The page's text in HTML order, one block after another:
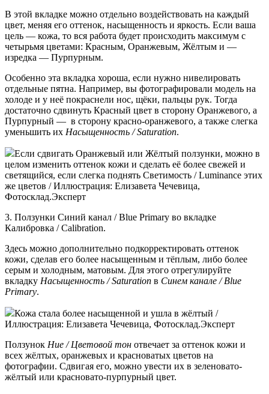
В этой вкладке можно отдельно воздействовать на каждый
цвет, меняя его оттенок, насыщенность и яркость. Если ваша
цель — кожа, то вся работа будет происходить максимум с
четырьмя цветами: Красным, Оранжевым, Жёлтым и —
изредка — Пурпурным.
Особенно эта вкладка хороша, если нужно нивелировать
отдельные пятна. Например, вы фотографировали модель на
холоде и у неё покраснели нос, щёки, пальцы рук. Тогда
достаточно сдвинуть Красный цвет в сторону Оранжевого, а
Пурпурный — в сторону красно-оранжевого, а также слегка
уменьшить их Насыщенность / Saturation.
Если сдвигать Оранжевый или Жёлтый ползунки, можно в
целом изменить оттенок кожи и сделать её более свежей и
светящийся, если слегка поднять Светимость / Luminance этих
же цветов / Иллюстрация: Елизавета Чечевица,
Фотосклад.Эксперт
3. Ползунки Синий канал / Blue Primary во вкладке
Калибровка / Calibration.
Здесь можно дополнительно подкорректировать оттенок
кожи, сделав его более насыщенным и тёплым, либо более
серым и холодным, матовым. Для этого отрегулируйте
вкладку Насыщенность / Saturation в Синем канале / Blue
Primary.
Кожа стала более насыщенной и ушла в жёлтый /
Иллюстрация: Елизавета Чечевица, Фотосклад.Эксперт
Ползунок Hue / Цветовой тон отвечает за оттенок кожи и
всех жёлтых, оранжевых и красноватых цветов на
фотографии. Сдвигая его, можно увести их в зеленовато-
жёлтый или красновато-пурпурный цвет.